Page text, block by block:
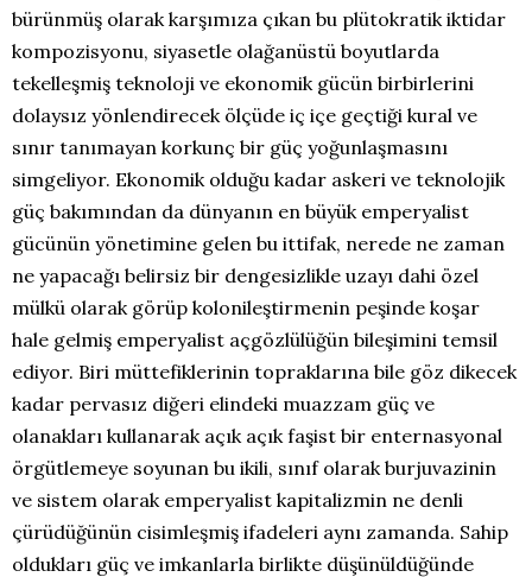
bürünmüş olarak karşımıza çıkan bu plütokratik iktidar
kompozisyonu, siyasetle olağanüstü boyutlarda
tekelleşmiş teknoloji ve ekonomik gücün birbirlerini
dolaysız yönlendirecek ölçüde iç içe geçtiği kural ve
sınır tanımayan korkunç bir güç yoğunlaşmasını
simgeliyor. Ekonomik olduğu kadar askeri ve teknolojik
güç bakımından da dünyanın en büyük emperyalist
gücünün yönetimine gelen bu ittifak, nerede ne zaman
ne yapacağı belirsiz bir dengesizlikle uzayı dahi özel
mülkü olarak görüp kolonileştirmenin peşinde koşar
hale gelmiş emperyalist açgözlülüğün bileşimini temsil
ediyor. Biri müttefiklerinin topraklarına bile göz dikecek
kadar pervasız diğeri elindeki muazzam güç ve
olanakları kullanarak açık açık faşist bir enternasyonal
örgütlemeye soyunan bu ikili, sınıf olarak burjuvazinin
ve sistem olarak emperyalist kapitalizmin ne denli
çürüdüğünün cisimleşmiş ifadeleri aynı zamanda. Sahip
oldukları güç ve imkanlarla birlikte düşünüldüğünde